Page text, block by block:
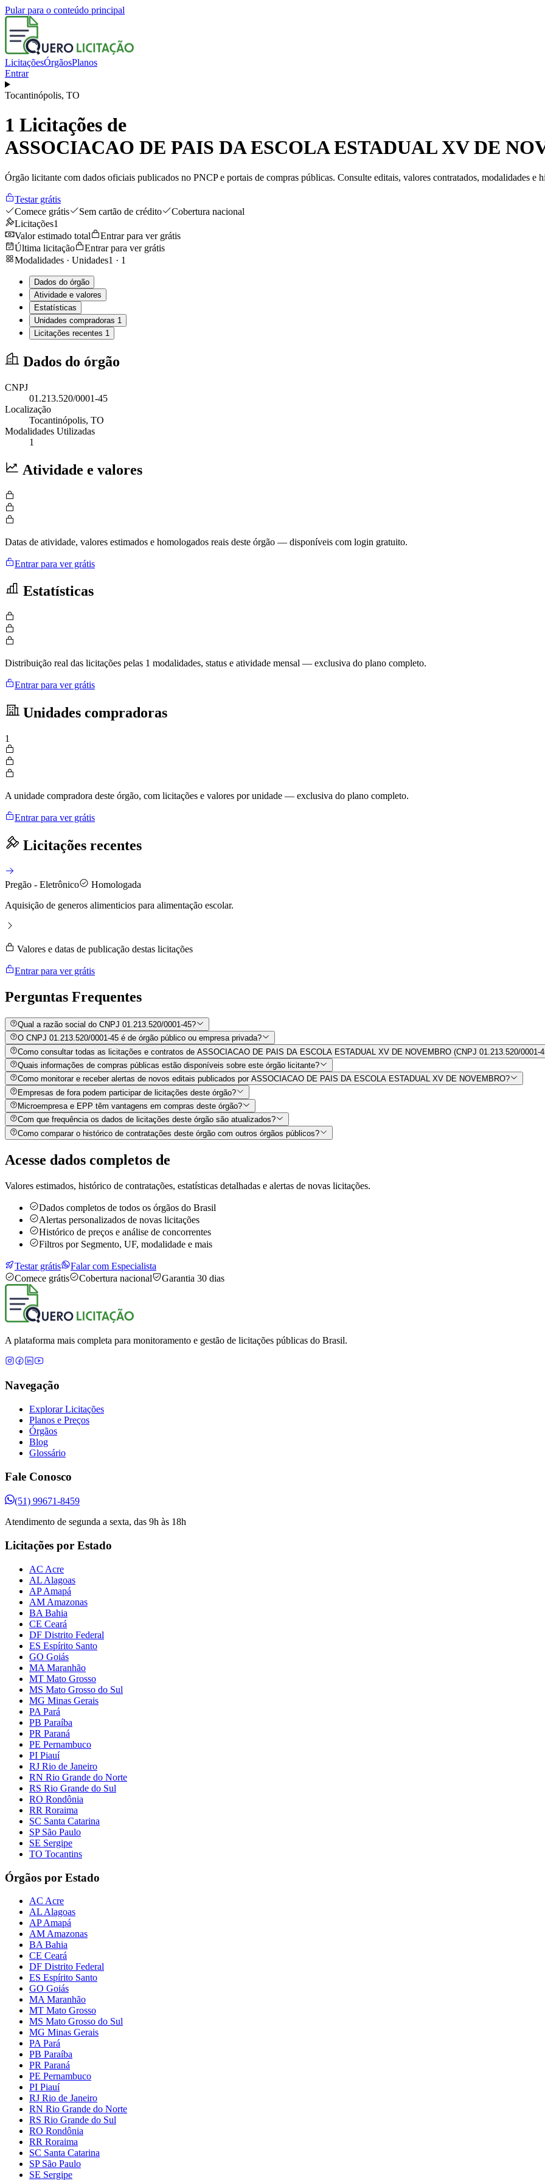
Pular para o conteúdo principal
LicitaçõesÓrgãosPlanos
Entrar
Tocantinópolis, TO
1 Licitações de
ASSOCIACAO DE PAIS DA ESCOLA ESTADUAL XV DE
Órgão licitante com dados oficiais publicados no PNCP e portais de compras públicas. Consulte editais, valores contratados, modalidades e
Testar grátis
Comece grátis
Sem cartão de crédito
Cobertura nacional
Licitações1
Valor estimado total
Entrar para ver grátis
Última licitação
Entrar para ver grátis
Modalidades · Unidades1 · 1
Dados do órgão
Atividade e valores
Estatísticas
Unidades compradoras 1
Licitações recentes 1
Dados do órgão
CNPJ
01.213.520/0001-45
Localização
Tocantinópolis, TO
Modalidades Utilizadas
1
Atividade e valores
Datas de atividade, valores estimados e homologados reais deste órgão — disponíveis com login gratuito.
Entrar para ver grátis
Estatísticas
Distribuição real das licitações pelas 1 modalidades, status e atividade mensal — exclusiva do plano completo.
Entrar para ver grátis
Unidades compradoras
1
A unidade compradora deste órgão, com licitações e valores por unidade — exclusiva do plano completo.
Entrar para ver grátis
Licitações recentes
Pregão - Eletrônico
Homologada
Aquisição de generos alimenticios para alimentação escolar.
Valores e datas de publicação destas licitações
Entrar para ver grátis
Perguntas Frequentes
Qual a razão social do CNPJ 01.213.520/0001-45?
O CNPJ 01.213.520/0001-45 é de órgão público ou empresa privada?
Como consultar todas as licitações e contratos de ASSOCIACAO DE PAIS DA ESCOLA ESTADUAL XV DE NOVEMBRO (CNPJ 01.213.520/0001-
Quais informações de compras públicas estão disponíveis sobre este órgão licitante?
Como monitorar e receber alertas de novos editais publicados por ASSOCIACAO DE PAIS DA ESCOLA ESTADUAL XV DE NOVEMBRO?
Empresas de fora podem participar de licitações deste órgão?
Microempresa e EPP têm vantagens em compras deste órgão?
Com que frequência os dados de licitações deste órgão são atualizados?
Como comparar o histórico de contratações deste órgão com outros órgãos públicos?
Acesse dados completos de
Valores estimados, histórico de contratações, estatísticas detalhadas e alertas de novas licitações.
Dados completos de todos os órgãos do Brasil
Alertas personalizados de novas licitações
Histórico de preços e análise de concorrentes
Filtros por Segmento, UF, modalidade e mais
Testar grátis
Falar com Especialista
Comece grátis
Cobertura nacional Garantia 30 dias
A plataforma mais completa para monitoramento e gestão de licitações públicas do Brasil.
Navegação
Explorar Licitações
Planos e Preços
Órgãos
Blog
Glossário
Fale Conosco
(51) 99671-8459
Atendimento de segunda a sexta, das 9h às 18h
Licitações por Estado
AC Acre
AL Alagoas
AP Amapá
AM Amazonas
BA Bahia
CE Ceará
DF Distrito Federal
ES Espírito Santo
GO Goiás
MA Maranhão
MT Mato Grosso
MS Mato Grosso do Sul
MG Minas Gerais
PA Pará
PB Paraíba
PR Paraná
PE Pernambuco
PI Piauí
RJ Rio de Janeiro
RN Rio Grande do Norte
RS Rio Grande do Sul
RO Rondônia
RR Roraima
SC Santa Catarina
SP São Paulo
SE Sergipe
TO Tocantins
Órgãos por Estado
AC Acre
AL Alagoas
AP Amapá
AM Amazonas
BA Bahia
CE Ceará
DF Distrito Federal
ES Espírito Santo
GO Goiás
MA Maranhão
MT Mato Grosso
MS Mato Grosso do Sul
MG Minas Gerais
PA Pará
PB Paraíba
PR Paraná
PE Pernambuco
PI Piauí
RJ Rio de Janeiro
RN Rio Grande do Norte
RS Rio Grande do Sul
RO Rondônia
RR Roraima
SC Santa Catarina
SP São Paulo
SE Sergipe